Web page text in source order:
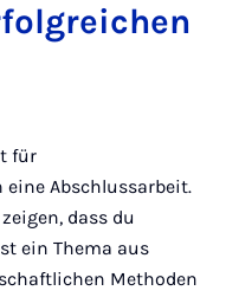
für
Abschlussarbeit.
dass du
ein Thema aus
Methoden